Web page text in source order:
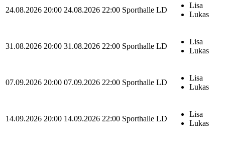
24.08.2026 20:00 24.08.2026 22:00 Sporthalle LD
Lisa
Lukas
31.08.2026 20:00 31.08.2026 22:00 Sporthalle LD
Lisa
Lukas
07.09.2026 20:00 07.09.2026 22:00 Sporthalle LD
Lisa
Lukas
14.09.2026 20:00 14.09.2026 22:00 Sporthalle LD
Lisa
Lukas